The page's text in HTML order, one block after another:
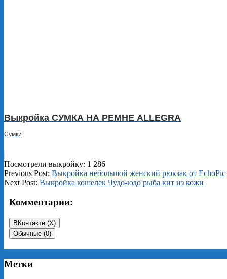
Выкройка СУМКА НА РЕМНЕ ALLEGRA
Сумки
Посмотрели выкройку: 1 286
2025-
06-
Previous Post: Выкройка небольшой женский рюкзак от EchoPic
Next Post: Выкройка кошелек Чудо-юдо рыба кит из кожи
Комментарии:
ВКонтакте (X)
Обычные (0)
Метки